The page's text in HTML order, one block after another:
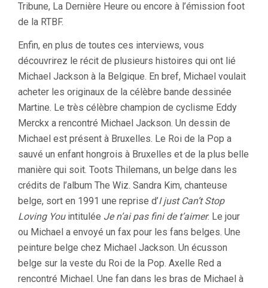
Tribune, La Dernière Heure ou encore à l’émission foot
de la RTBF.
Enfin, en plus de toutes ces interviews, vous
découvrirez le récit de plusieurs histoires qui ont lié
Michael Jackson à la Belgique. En bref, Michael voulait
acheter les originaux de la célèbre bande dessinée
Martine. Le très célèbre champion de cyclisme Eddy
Merckx a rencontré Michael Jackson. Un dessin de
Michael est présent à Bruxelles. Le Roi de la Pop a
sauvé un enfant hongrois à Bruxelles et de la plus belle
manière qui soit. Toots Thilemans, un belge dans les
crédits de l’album The Wiz. Sandra Kim, chanteuse
belge, sort en 1991 une reprise d’I just Can’t Stop
Loving Youintitulée Je n’ai pas fini de t’aimer. Le jour
ou Michael a envoyé un fax pour les fans belges. Une
peinture belge chez Michael Jackson. Un écusson
belge sur la veste du Roi de la Pop. Axelle Red a
rencontré Michael. Une fan dans les bras de Michael à